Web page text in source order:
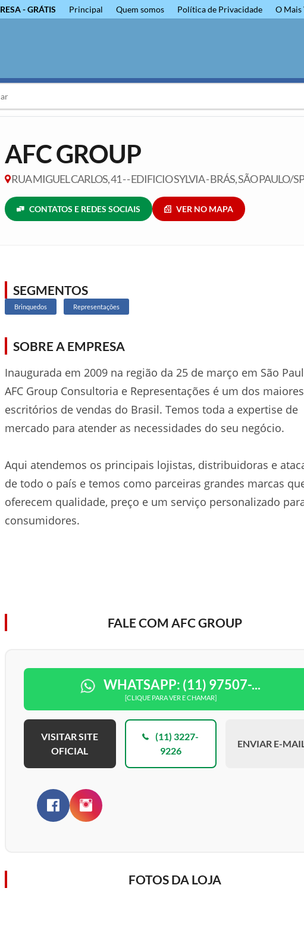
- GRÁTIS Principal Quem somos Política de Privacidade O Mais
AFC GROUP
RUA MIGUEL CARLOS, 41 - - EDIFICIO SYLVIA - BRÁS, SÃO PAULO/SP
CONTATOS E REDES SOCIAIS VER NO MAPA
SEGMENTOS
Brinquedos Representações
SOBRE A EMPRESA
Inaugurada em 2009 na região da 25 de março em São
AFC Group Consultoria e Representações é um dos maiores
escritórios de vendas do Brasil. Temos toda a expertise de
mercado para atender as necessidades do seu negócio.
Aqui atendemos os principais lojistas, distribuidoras e
de todo o país e temos como parceiras grandes marcas
oferecem qualidade, preço e um serviço personalizado
consumidores.
FALE COM AFC GROUP
WHATSAPP: (11) 97507-...
[CLIQUE PARA VER E CHAMAR]
VISITAR SITE
OFICIAL
(11) 3227-
9226
ENVIAR E-
FOTOS DA LOJA